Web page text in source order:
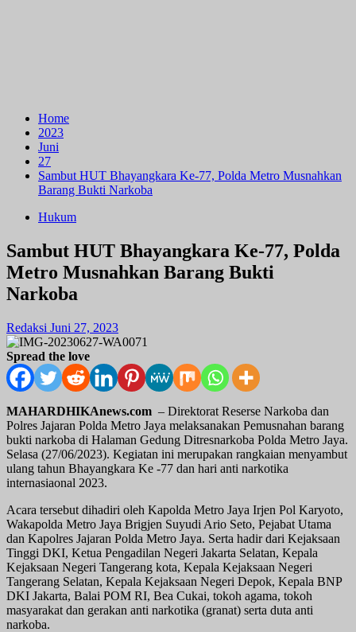
Home
2023
Juni
27
Sambut HUT Bhayangkara Ke-77, Polda Metro Musnahkan
Barang Bukti Narkoba
Hukum
Sambut HUT Bhayangkara Ke-77, Polda
Metro Musnahkan Barang Bukti
Narkoba
Redaksi Juni 27, 2023
Spread the love
MAHARDHIKAnews.com – Direktorat Reserse Narkoba dan
Polres Jajaran Polda Metro Jaya melaksanakan Pemusnahan barang
bukti narkoba di Halaman Gedung Ditresnarkoba Polda Metro Jaya.
Selasa (27/06/2023). Kegiatan ini merupakan rangkaian menyambut
ulang tahun Bhayangkara Ke -77 dan hari anti narkotika
internasiaonal 2023.
Acara tersebut dihadiri oleh Kapolda Metro Jaya Irjen Pol Karyoto,
Wakapolda Metro Jaya Brigjen Suyudi Ario Seto, Pejabat Utama
dan Kapolres Jajaran Polda Metro Jaya. Serta hadir dari Kejaksaan
Tinggi DKI, Ketua Pengadilan Negeri Jakarta Selatan, Kepala
Kejaksaan Negeri Tangerang kota, Kepala Kejaksaan Negeri
Tangerang Selatan, Kepala Kejaksaan Negeri Depok, Kepala BNP
DKI Jakarta, Balai POM RI, Bea Cukai, tokoh agama, tokoh
masyarakat dan gerakan anti narkotika (granat) serta duta anti
narkoba.